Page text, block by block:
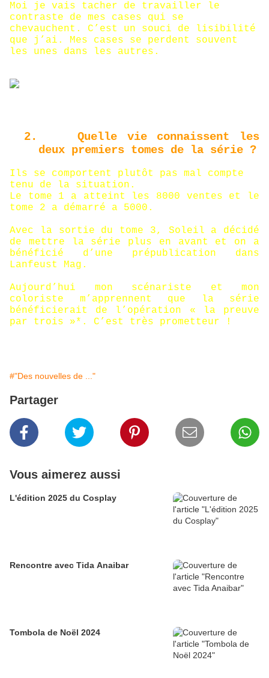
Moi je vais tacher de travailler le
contraste de mes cases qui se
chevauchent. C’est un souci de lisibilité
que j’ai. Mes cases se perdent souvent
les unes dans les autres.
2.
Quelle vie connaissent les
deux premiers tomes de la série ?
Ils se comportent plutôt pas mal compte
tenu de la situation.
Le tome 1 a atteint les 8000 ventes et le
tome 2 a démarré a 5000.
Avec la sortie du tome 3, Soleil a décidé
de mettre la série plus en avant et on a
bénéficié d’une prépublication dans
Lanfeust Mag.
Aujourd’hui mon scénariste et mon
coloriste m’apprennent que la série
bénéficierait de l’opération « la preuve
par trois »*. C’est très prometteur !
#"Des nouvelles de ..."
Partager
Vous aimerez aussi
L'édition 2025 du Cosplay
Rencontre avec Tida Anaibar
Tombola de Noël 2024